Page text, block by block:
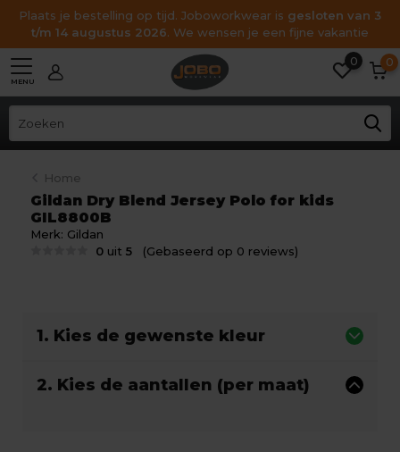
Plaats je bestelling op tijd. Joboworkwear is gesloten van 3
t/m 14 augustus 2026. We wensen je een fijne vakantie
MENU
0 0
Home
Gildan Dry Blend Jersey Polo for kids
GIL8800B
Merk: Gildan
0 uit5 (Gebaseerd op 0 reviews)
1. Kies de gewenste kleur
2. Kies de aantallen (per maat)